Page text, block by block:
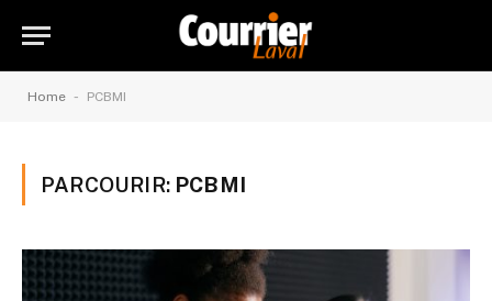
Home - PCBMI
PARCOURIR: PCBMI